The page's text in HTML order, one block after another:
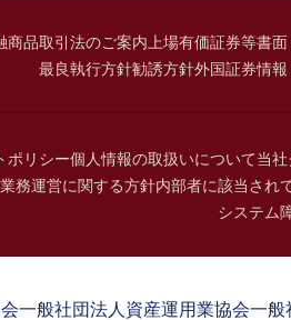
商品取引法のご案内 上場有価証券等書
最良執行方針勧誘方針外国証券情
ポリシー個人情報の取扱いについて当
務運営に関する方針内部者に該当され
システム
一般社団法人資産運用業協会一般